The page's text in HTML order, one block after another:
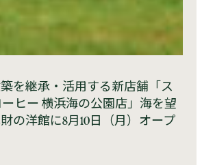
を継承・活用する新店舗「ス
ヒー 横浜海の公園店」海を望
の洋館に8月10日（月）オープ